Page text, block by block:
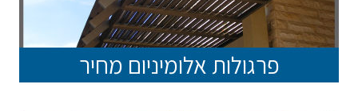
פרגולות אלומיניום מחיר